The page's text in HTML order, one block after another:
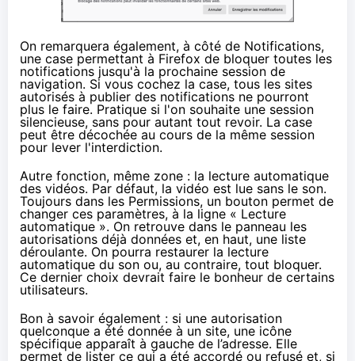
On remarquera également, à côté de Notifications,
une case permettant à Firefox de bloquer toutes les
notifications jusqu'à la prochaine session de
navigation. Si vous cochez la case, tous les sites
autorisés à publier des notifications ne pourront
plus le faire. Pratique si l'on souhaite une session
silencieuse, sans pour autant tout revoir. La case
peut être décochée au cours de la même session
pour lever l'interdiction.
Autre fonction, même zone : la lecture automatique
des vidéos. Par défaut, la vidéo est lue sans le son.
Toujours dans les Permissions, un bouton permet de
changer ces paramètres, à la ligne « Lecture
automatique ». On retrouve dans le panneau les
autorisations déjà données et, en haut, une liste
déroulante. On pourra restaurer la lecture
automatique du son ou, au contraire, tout bloquer.
Ce dernier choix devrait faire le bonheur de certains
utilisateurs.
Bon à savoir également : si une autorisation
quelconque a été donnée à un site, une icône
spécifique apparaît à gauche de l’adresse. Elle
permet de lister ce qui a été accordé ou refusé et, si